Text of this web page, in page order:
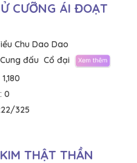
CƯỠNG ÁI ĐOẠT
Chu Dao Dao
Cung đấu Cổ đại
1,180
0
325
THẬT THẦN